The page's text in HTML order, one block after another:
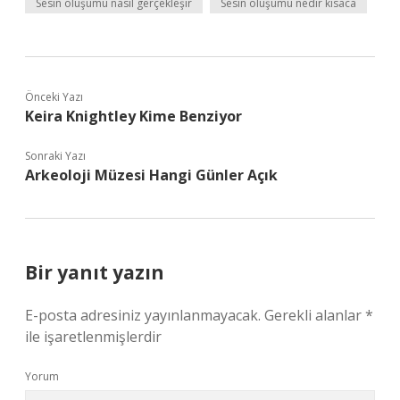
Sesin oluşumu nasıl gerçekleşir Sesin oluşumu nedir kısaca
Önceki Yazı
Keira Knightley Kime Benziyor
Sonraki Yazı
Arkeoloji Müzesi Hangi Günler Açık
Bir yanıt yazın
E-posta adresiniz yayınlanmayacak. Gerekli alanlar*
ile işaretlenmişlerdir
Yorum